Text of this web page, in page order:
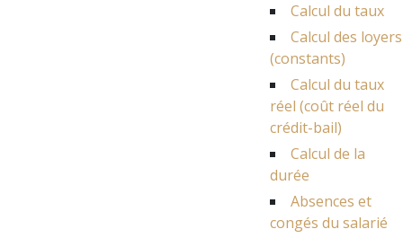
Calcul du taux
Calcul des loyers
(constants)
Calcul du taux
réel (coût réel du
crédit-bail)
Calcul de la
durée
Absences et
congés du salarié